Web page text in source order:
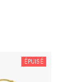
ÉPUISÉ